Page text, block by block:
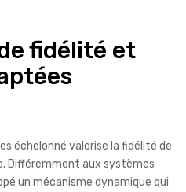
fidélité et
échelonné valorise la fidélité de
Différemment aux systèmes
un mécanisme dynamique qui